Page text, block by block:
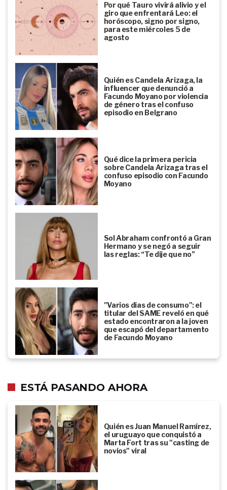
Por qué Tauro vivirá alivio y el
giro que enfrentará Leo: el
horóscopo, signo por signo,
para este miércoles 5 de
agosto
Quién es Candela Arizaga, la
influencer que denunció a
Facundo Moyano por violencia
de género tras el confuso
episodio en Belgrano
Qué dice la primera pericia
sobre Candela Arizaga tras el
confuso episodio con Facundo
Moyano
Sol Abraham confrontó a Gran
Hermano y se negó a seguir
las reglas: “Te dije que no”
"Varios días de consumo": el
titular del SAME reveló en qué
estado encontraron a la joven
que escapó del departamento
de Facundo Moyano
ESTÁ PASANDO AHORA
Quién es Juan Manuel Ramírez,
el uruguayo que conquistó a
Marta Fort tras su "casting de
novios" viral